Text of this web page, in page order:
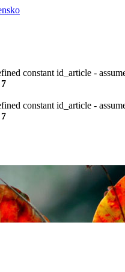
constant id_article -
7
constant id_article -
7